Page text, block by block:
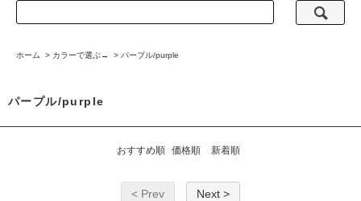
ホーム > カラーで選ぶ→ > パープル/purple
パープル/purple
おすすめ順 価格順 新着順
< Prev Next >